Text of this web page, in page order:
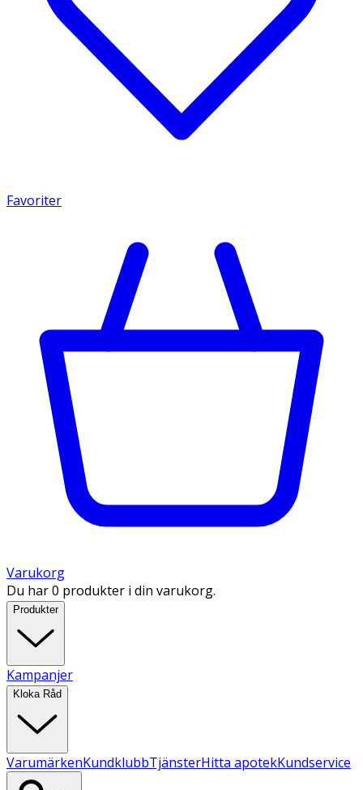
Favoriter
Varukorg
Du har 0 produkter i din varukorg.
Produkter
Kampanjer
Kloka Råd
VarumärkenKundklubbTjänsterHitta apotekKundservice